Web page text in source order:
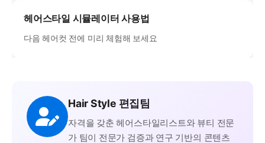
헤어스타일 시뮬레이터 사용법
다음 헤어컷 전에 미리 체험해 보세요
Hair Style 편집팀
자격을 갖춘 헤어스타일리스트와 뷰티 전문
가 팀이 전문가 검증과 연구 기반의 콘텐츠